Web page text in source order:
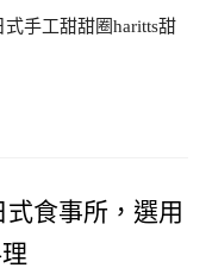
手工甜甜圈haritts甜
食事所，選用